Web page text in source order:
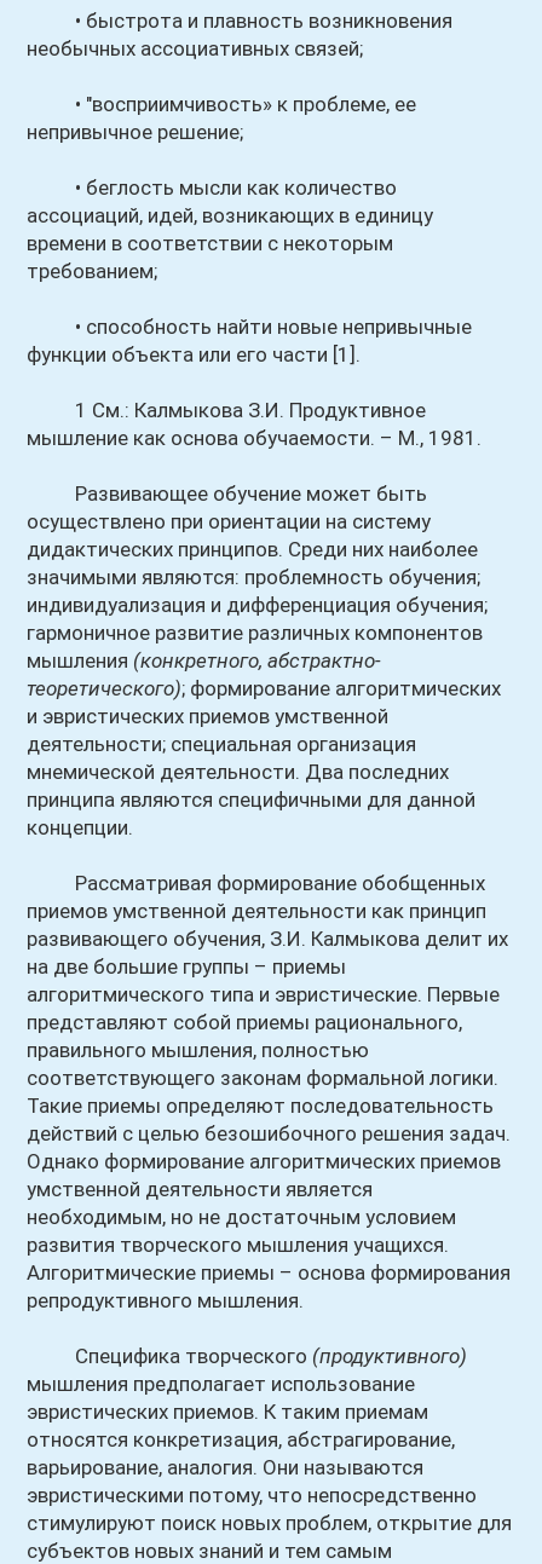
• быстрота и плавность возникновения
необычных ассоциативных связей;
• "восприимчивость» к проблеме, ее
непривычное решение;
• беглость мысли как количество
ассоциаций, идей, возникающих в единицу
времени в соответствии с некоторым
требованием;
• способность найти новые непривычные
функции объекта или его части [1].
1 Cм.: Калмыкова З.И. Продуктивное
мышление как основа обучаемости. – М., 1981.
Развивающее обучение может быть
осуществлено при ориентации на систему
дидактических принципов. Среди них наиболее
значимыми являются: проблемность обучения;
индивидуализация и дифференциация обучения;
гармоничное развитие различных компонентов
мышления (конкретного, абстрактно-
теоретического); формирование алгоритмических
и эвристических приемов умственной
деятельности; специальная организация
мнемической деятельности. Два последних
принципа являются специфичными для данной
концепции.
Рассматривая формирование обобщенных
приемов умственной деятельности как принцип
развивающего обучения, З.И. Калмыкова делит их
на две большие группы – приемы
алгоритмического типа и эвристические. Первые
представляют собой приемы рационального,
правильного мышления, полностью
соответствующего законам формальной логики.
Такие приемы определяют последовательность
действий с целью безошибочного решения задач.
Однако формирование алгоритмических приемов
умственной деятельности является
необходимым, но не достаточным условием
развития творческого мышления учащихся.
Алгоритмические приемы – основа формирования
репродуктивного мышления.
Специфика творческого (продуктивного)
мышления предполагает использование
эвристических приемов. К таким приемам
относятся конкретизация, абстрагирование,
варьирование, аналогия. Они называются
эвристическими потому, что непосредственно
стимулируют поиск новых проблем, открытие для
субъектов новых знаний и тем самым